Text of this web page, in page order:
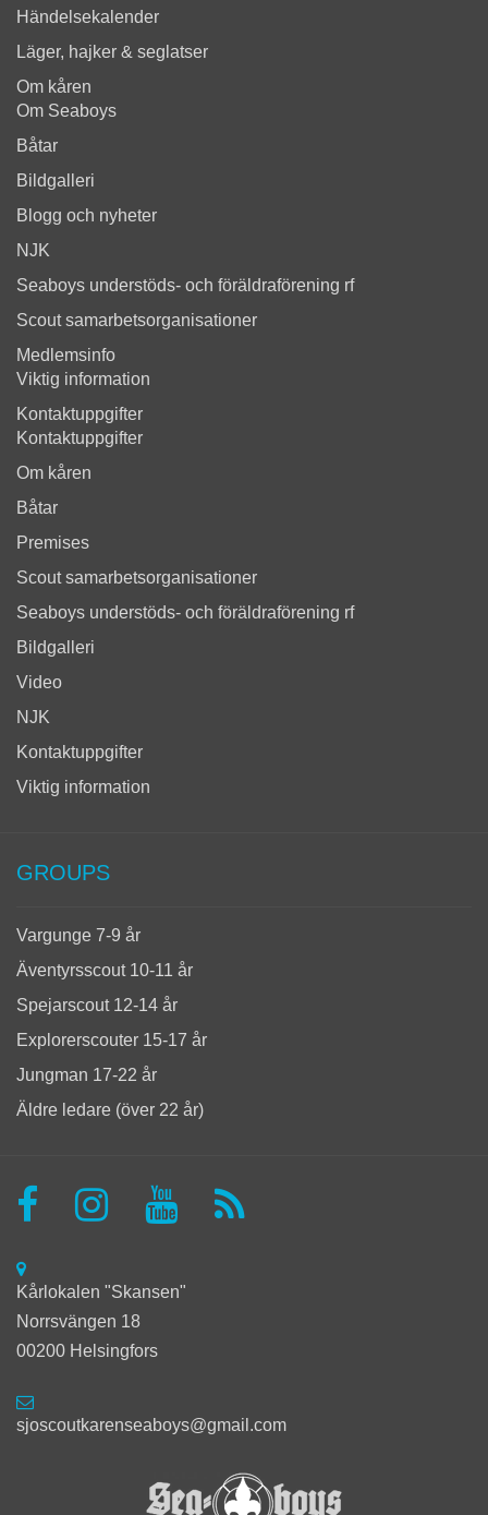
Händelsekalender
Läger, hajker & seglatser
Om kåren
Om Seaboys
Båtar
Bildgalleri
Blogg och nyheter
NJK
Seaboys understöds- och föräldraförening rf
Scout samarbetsorganisationer
Medlemsinfo
Viktig information
Kontaktuppgifter
Kontaktuppgifter
Om kåren
Båtar
Premises
Scout samarbetsorganisationer
Seaboys understöds- och föräldraförening rf
Bildgalleri
Video
NJK
Kontaktuppgifter
Viktig information
GROUPS
Vargunge 7-9 år
Äventyrsscout 10-11 år
Spejarscout 12-14 år
Explorerscouter 15-17 år
Jungman 17-22 år
Äldre ledare (över 22 år)
Kårlokalen "Skansen"
Norrsvängen 18
00200 Helsingfors
sjoscoutkarenseaboys@gmail.com